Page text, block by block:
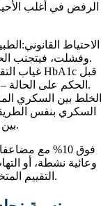
الرفض في أغلب
الاحتياط القانوني:
وفشلت، فيتجنب الحالة من الأساس بدل أن يُقيّمها دقيقاً.
غياب
الحكم على الحالة – الرفض يأتي من تخمين لا من فحص.
الخلط بين السكري
السكري بنفس
بين الحالتين بوضوح تام.
الرفض الصحيح علمياً يكون عند: HbA1c فوق 10% مع
وعائية نشطة، أو
التقييم المتخصص هو الإجابة، لا الرفض الفوري.